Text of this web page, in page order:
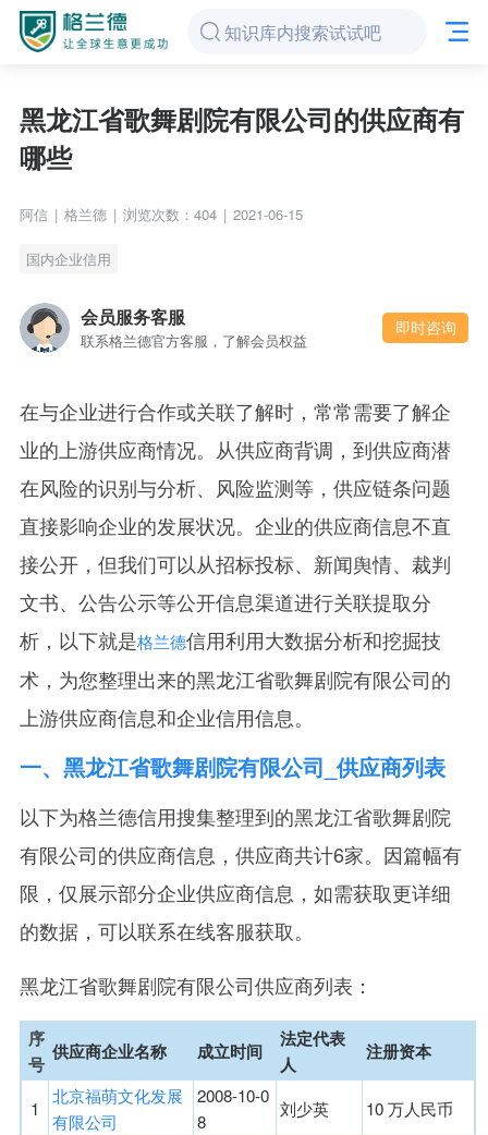
黑龙江省歌舞剧院有限公司的供应商有
哪些
阿信 | 格兰德 | 浏览次数：404 | 2021-06-15
国内企业信用
会员服务客服
联系格兰德官方客服，了解会员权益
即时咨询
在与企业进行合作或关联了解时，常常需要了解企
业的上游供应商情况。从供应商背调，到供应商潜
在风险的识别与分析、风险监测等，供应链条问题
直接影响企业的发展状况。企业的供应商信息不直
接公开，但我们可以从招标投标、新闻舆情、裁判
文书、公告公示等公开信息渠道进行关联提取分
析，以下就是格兰德信用利用大数据分析和挖掘技
术，为您整理出来的黑龙江省歌舞剧院有限公司的
上游供应商信息和企业信用信息。
一、黑龙江省歌舞剧院有限公司_供应商列表
以下为格兰德信用搜集整理到的黑龙江省歌舞剧院
有限公司的供应商信息，供应商共计6家。因篇幅有
限，仅展示部分企业供应商信息，如需获取更详细
的数据，可以联系在线客服获取。
黑龙江省歌舞剧院有限公司供应商列表：
序
号
供应商企业名称 成立时间
法定代表
人
注册资本
1
北京福萌文化发展
有限公司
2008-10-0
8
刘少英 10 万人民币